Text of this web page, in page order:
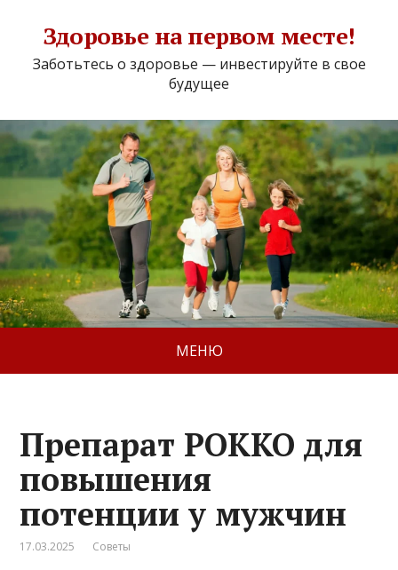
Здоровье на первом месте!
Заботьтесь о здоровье — инвестируйте в свое
будущее
МЕНЮ
Препарат РОККО для
повышения
потенции у мужчин
17.03.2025 Советы